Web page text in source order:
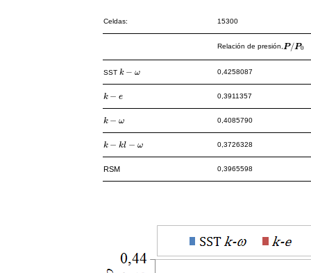
Celdas: 15300
Relación de presión,P/P0
P/P0
SST k − ω
k- ω 0,4258087
k − e
k- e 0,3911357
k − ω
k- ω 0,4085790
k − kl − ω
k- kl- ω 0,3726328
RSM 0,3965598